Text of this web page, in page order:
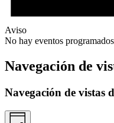
Aviso
No hay eventos
Navegación de
Navegación de vistas